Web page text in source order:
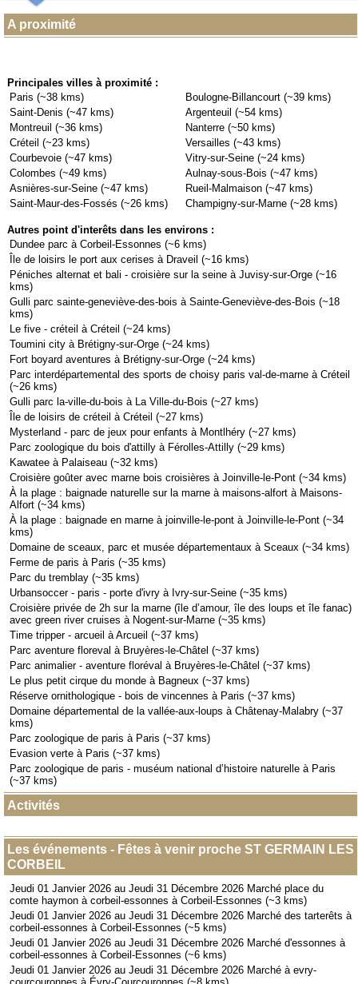
A proximité
Principales villes à proximité :
Paris (~38 kms)
Boulogne-Billancourt (~39 kms)
Saint-Denis (~47 kms)
Argenteuil (~54 kms)
Montreuil (~36 kms)
Nanterre (~50 kms)
Créteil (~23 kms)
Versailles (~43 kms)
Courbevoie (~47 kms)
Vitry-sur-Seine (~24 kms)
Colombes (~49 kms)
Aulnay-sous-Bois (~47 kms)
Asnières-sur-Seine (~47 kms)
Rueil-Malmaison (~47 kms)
Saint-Maur-des-Fossés (~26 kms)
Champigny-sur-Marne (~28 kms)
Autres point d'interêts dans les environs :
Dundee parc à Corbeil-Essonnes (~6 kms)
Île de loisirs le port aux cerises à Draveil (~16 kms)
Péniches alternat et bali - croisière sur la seine à Juvisy-sur-Orge (~16
kms)
Gulli parc sainte-geneviève-des-bois à Sainte-Geneviève-des-Bois (~18
kms)
Le five - créteil à Créteil (~24 kms)
Toumini city à Brétigny-sur-Orge (~24 kms)
Fort boyard aventures à Brétigny-sur-Orge (~24 kms)
Parc interdépartemental des sports de choisy paris val-de-marne à Créteil
(~26 kms)
Gulli parc la-ville-du-bois à La Ville-du-Bois (~27 kms)
Île de loisirs de créteil à Créteil (~27 kms)
Mysterland - parc de jeux pour enfants à Montlhéry (~27 kms)
Parc zoologique du bois d'attilly à Férolles-Attilly (~29 kms)
Kawatee à Palaiseau (~32 kms)
Croisière goûter avec marne bois croisières à Joinville-le-Pont (~34 kms)
À la plage : baignade naturelle sur la marne à maisons-alfort à Maisons-
Alfort (~34 kms)
À la plage : baignade en marne à joinville-le-pont à Joinville-le-Pont (~34
kms)
Domaine de sceaux, parc et musée départementaux à Sceaux (~34 kms)
Ferme de paris à Paris (~35 kms)
Parc du tremblay (~35 kms)
Urbansoccer - paris - porte d'ivry à Ivry-sur-Seine (~35 kms)
Croisière privée de 2h sur la marne (île d’amour, île des loups et île fanac)
avec green river cruises à Nogent-sur-Marne (~35 kms)
Time tripper - arcueil à Arcueil (~37 kms)
Parc aventure floreval à Bruyères-le-Châtel (~37 kms)
Parc animalier - aventure floréval à Bruyères-le-Châtel (~37 kms)
Le plus petit cirque du monde à Bagneux (~37 kms)
Réserve ornithologique - bois de vincennes à Paris (~37 kms)
Domaine départemental de la vallée-aux-loups à Châtenay-Malabry (~37
kms)
Parc zoologique de paris à Paris (~37 kms)
Evasion verte à Paris (~37 kms)
Parc zoologique de paris - muséum national d’histoire naturelle à Paris
(~37 kms)
Activités
Les événements - Fêtes à venir proche ST GERMAIN LES
CORBEIL
Jeudi 01 Janvier 2026 au Jeudi 31 Décembre 2026 Marché place du
comte haymon à corbeil-essonnes à Corbeil-Essonnes (~3 kms)
Jeudi 01 Janvier 2026 au Jeudi 31 Décembre 2026 Marché des tarterêts à
corbeil-essonnes à Corbeil-Essonnes (~5 kms)
Jeudi 01 Janvier 2026 au Jeudi 31 Décembre 2026 Marché d'essonnes à
corbeil-essonnes à Corbeil-Essonnes (~6 kms)
Jeudi 01 Janvier 2026 au Jeudi 31 Décembre 2026 Marché à evry-